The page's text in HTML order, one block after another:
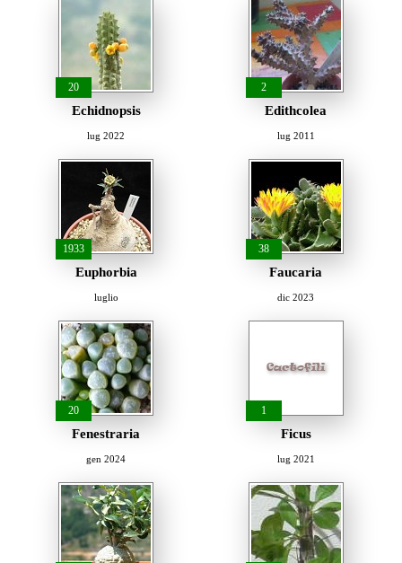
20
Echidnopsis
lug 2022
2
Edithcolea
lug 2011
1933
Euphorbia
luglio
38
Faucaria
dic 2023
20
Fenestraria
gen 2024
1
Ficus
lug 2021